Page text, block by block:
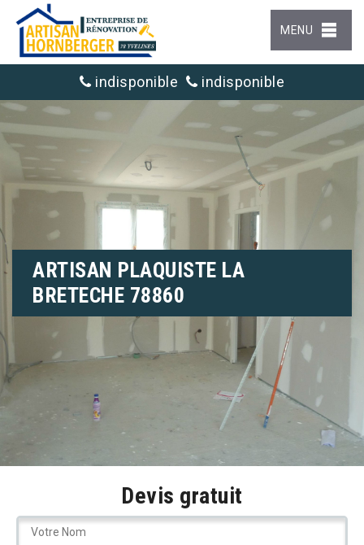
MENU
indisponible indisponible
ARTISAN PLAQUISTE LA
BRETECHE 78860
Devis gratuit